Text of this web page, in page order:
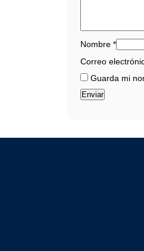
Nombre *
Correo
Guarda mi